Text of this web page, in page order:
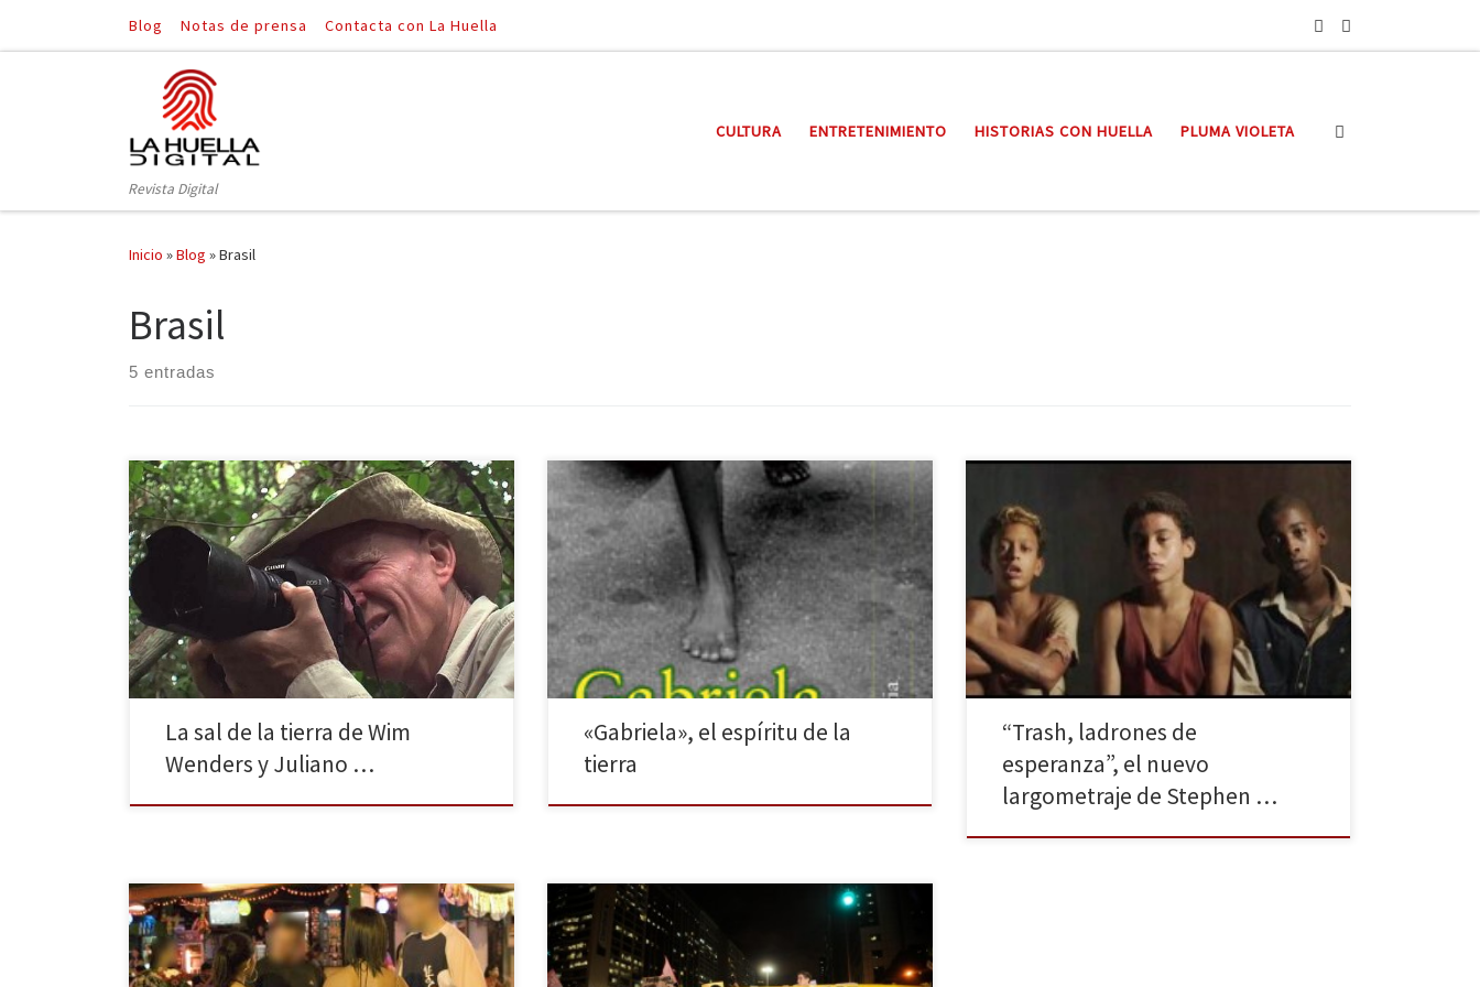
Saltar al contenido
Blog Notas de prensa Contacta con La Huella
Revista Digital
CULTURA ENTRETENIMIENTO HISTORIAS CON HUELLA PLUMA VIOLETA
Inicio »Blog »Brasil
Brasil
5 entradas
Más que un fotógrafo, mucho más que fotografías. El
cineasta alemán Wim Wenders realiza un minucioso
recorrido por la obra del maestro de la fotografía
Sebastião Salgado; y en esta ocasión se acompaña
del hijo de este, Juliano Ribeiro Salgado. Uno de los
atractivos del presente trabajo descansa en su diseño
[…]
La sal de la tierra de Wim
Wenders y Juliano …
Leer a Amado es entender que la novela es una
adivinanza del mundo, que representa una parte de
la realidad, del modo que lo hacen los sueños, anoto.
Esta idea circula por las venas de la literatura universal.
El literato es en definitiva un creador de un mundo
que existe […]
«Gabriela», el espíritu de la
tierra
La última película del realizador británico, que
podemos disfrutar en nuestras salas de cine desde el
pasado 28 de noviembre, nos cuenta las peripecias
de Rafael, Gardo y Rata, tres chiquillos cariocas, al
encontrar una billetera repleta de dinero. Trash,
ladrones de esperanza comienza con la historia de
tres niños […]
“Trash, ladrones de
esperanza”, el nuevo
largometraje de Stephen …
Con la llegada del Mundial de fútbol todas las miradas
se centran en Brasil, incluidas las de las redes de
Alrededor de dos mil ciudadanos se manifestaron el
pasado jueves 6 de febrero en las calles de Río de